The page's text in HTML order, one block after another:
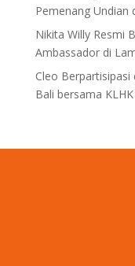
Pemenang Undian
Nikita Willy Resmi
Ambassador di
Cleo
Bali bersama